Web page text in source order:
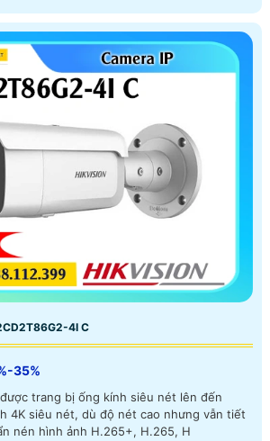
4I C
35%
trang bị ống kính siêu nét lên đến
4K siêu nét, dù độ nét cao nhưng vẫn tiết
nén hình ảnh H.265+, H.265, H